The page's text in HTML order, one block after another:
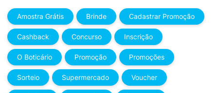
Amostra Grátis Brinde Cadastrar Promoção
Cashback Concurso Inscrição
O Boticário Promoção Promoções
Sorteio Supermercado Voucher